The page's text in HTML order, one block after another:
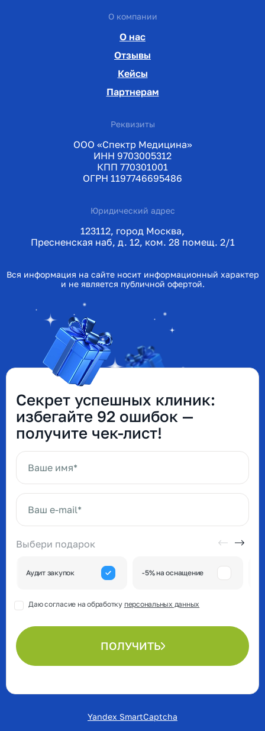
О компании
О нас
Отзывы
Кейсы
Партнерам
Реквизиты
ООО «Спектр Медицина»
ИНН 9703005312
КПП 770301001
ОГРН 1197746695486
Юридический адрес
123112, город Москва,
Пресненская наб, д. 12, ком. 28 помещ. 2/1
Вся информация на сайте носит информационный характер
и не является публичной офертой.
Секрет успешных клиник:
избегайте 92 ошибок —
получите чек-лист!
Выбери подарок
Аудит закупок -5% на оснащение
Даю согласие на обработку персональных данных
ПОЛУЧИТЬ
Yandex SmartCaptcha